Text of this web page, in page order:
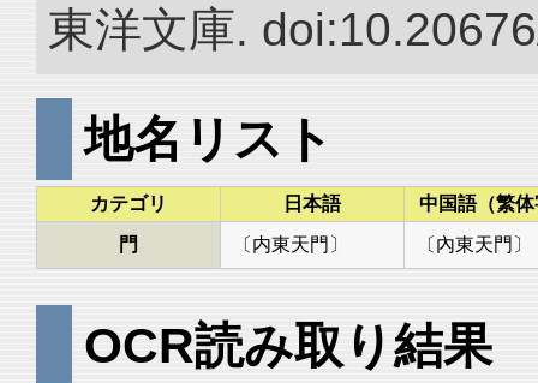
東洋文庫.
地名リスト
カテゴリ 日本語
中国語（繁
門
〔内東天門〕 〔內東天門〕
OCR読み取り結果